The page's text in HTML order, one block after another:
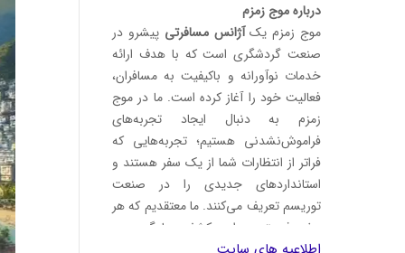
درباره موج زمزم
موج زمزم یکآژانس مسافرتی پیشرو در
صنعت گردشگری است که با هدف ارائه
خدمات نوآورانه و باکیفیت به مسافران،
فعالیت خود را آغاز کرده است. ما در موج
زمزم به دنبال ایجاد تجربه‌های
فراموش‌نشدنی هستیم؛ تجربه‌هایی که
فراتر از انتظارات شما از یک سفر هستند و
استانداردهای جدیدی را در صنعت
توریسم تعریف می‌کنند. ما معتقدیم که هر
سفر فرصتی برای کشف، یادگیری و